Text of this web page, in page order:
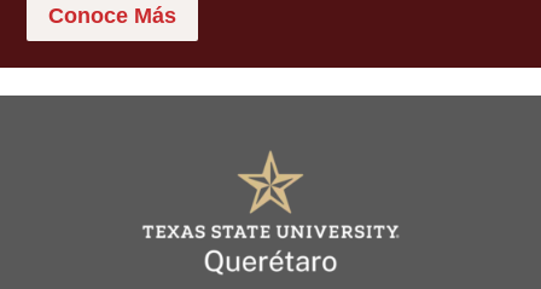
Conoce Más